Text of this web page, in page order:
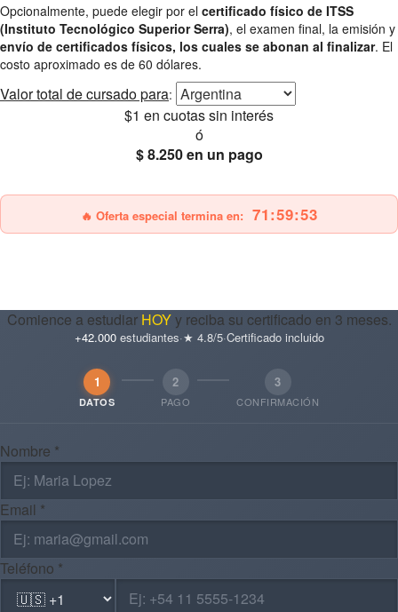
Opcionalmente, puede elegir por el certificado físico de ITSS
(Instituto Tecnológico Superior Serra), el examen final, la emisión y
envío de certificados físicos, los cuales se abonan al finalizar. El
costo aproximado es de 60 dólares.
Valor total de cursado para:
$1 en cuotas sin interés
ó
$ 8.250en un pago
🔥 Oferta especial termina en: 71:59:51
Comience a estudiar HOYy reciba su certificado en 3 meses.
+42.000estudiantes·★ 4.8/5·Certificado incluido
1
DATOS
2
PAGO
3
CONFIRMACIÓN
Nombre *
Email *
Teléfono *